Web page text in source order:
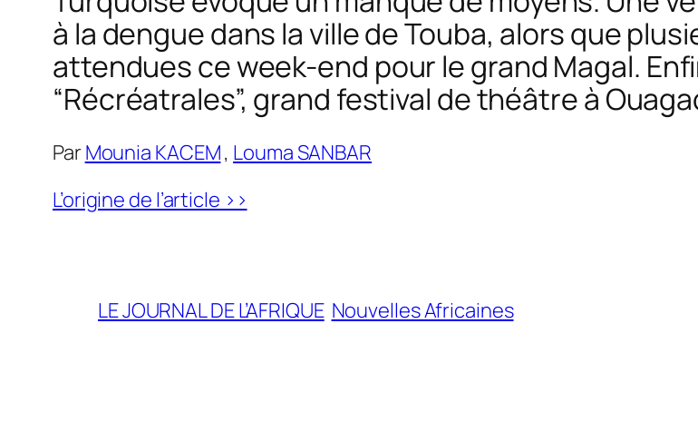
à la dengue dans la ville de Touba, alors que
attendues ce week-end pour le grand Magal.
“Récréatrales”, grand festival de théâtre à
Par Mounia KACEM, Louma SANBAR
L’origine de l’article >>
LE JOURNAL DE L’AFRIQUE Nouvelles Africaines